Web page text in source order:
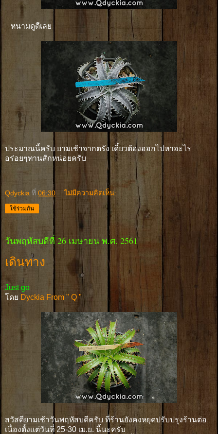
หนามดูดีเลย
ประมาณนี้ครับ ยามเช้าจากตรัง เดี๋ยวต้องออกไปหาอะไร
อร่อยๆทานสักหน่อยครับ
Qdyckia ที่ 06:30 ไม่มีความคิดเห็น:
ใช้ร่วมกัน
วันพฤหัสบดีที่ 26 เมษายน พ.ศ. 2561
เดินทาง
Just go
โดย Dyckia From " Q "
สวัสดียามเช้าวันพฤหัสบดีครับ ที่ร้านยังคงหยุดปรับปรุงร้านต่อ
เนื่องตั้งเเต่วันที่ 25-30 เม.ย. นี้นะครับ